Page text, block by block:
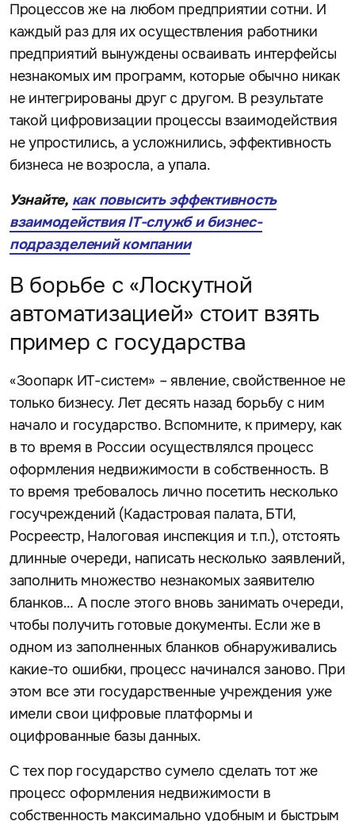
Процессов же на любом предприятии сотни. И
каждый раз для их осуществления работники
предприятий вынуждены осваивать интерфейсы
незнакомых им программ, которые обычно никак
не интегрированы друг с другом. В результате
такой цифровизации процессы взаимодействия
не упростились, а усложнились, эффективность
бизнеса не возросла, а упала.
Узнайте, как повысить эффективность
взаимодействия IT-служб и бизнес-
подразделений компании
В борьбе с «Лоскутной
автоматизацией» стоит взять
пример с государства
«Зоопарк ИТ-систем» – явление, свойственное не
только бизнесу. Лет десять назад борьбу с ним
начало и государство. Вспомните, к примеру, как
в то время в России осуществлялся процесс
оформления недвижимости в собственность. В
то время требовалось лично посетить несколько
госучреждений (Кадастровая палата, БТИ,
Росреестр, Налоговая инспекция и т.п.), отстоять
длинные очереди, написать несколько заявлений,
заполнить множество незнакомых заявителю
бланков… А после этого вновь занимать очереди,
чтобы получить готовые документы. Если же в
одном из заполненных бланков обнаруживались
какие-то ошибки, процесс начинался заново. При
этом все эти государственные учреждения уже
имели свои цифровые платформы и
оцифрованные базы данных.
С тех пор государство сумело сделать тот же
процесс оформления недвижимости в
собственность максимально удобным и быстрым